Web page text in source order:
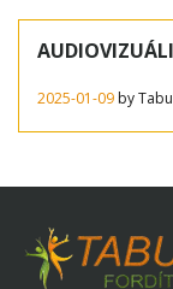
jelnyelvi
2025-01-09 by